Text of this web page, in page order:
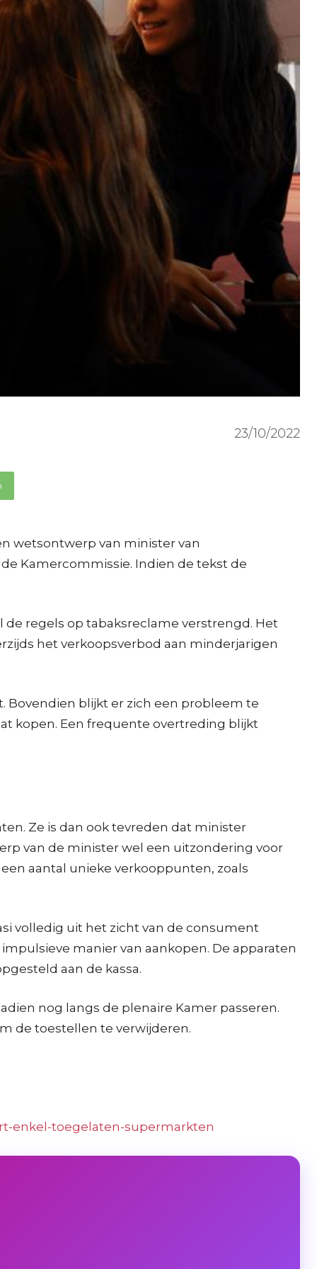
23/10/2022
wetsontwerp van minister van
Kamercommissie. Indien de tekst de
regels op tabaksreclame verstrengd. Het
het verkoopsverbod aan minderjarigen
Bovendien blijkt er zich een probleem te
kopen. Een frequente overtreding blijkt
Ze is dan ook tevreden dat minister
van de minister wel een uitzondering voor
aantal unieke verkooppunten, zoals
volledig uit het zicht van de consument
manier van aankopen. De apparaten
aan de kassa.
nog langs de plenaire Kamer passeren.
de toestellen te verwijderen.
enkel-toegelaten-supermarkten